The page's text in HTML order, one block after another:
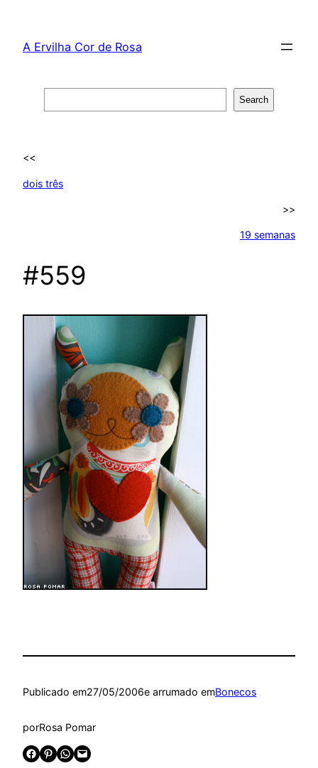
content
A Ervilha Cor de Rosa
Search
<<
dois três
>>
19 semanas
#559
Publicado em27/05/2006e arrumado emBonecos
porRosa Pomar
Share on Facebook Share on Pinterest Share on WhatsApp Email this Page